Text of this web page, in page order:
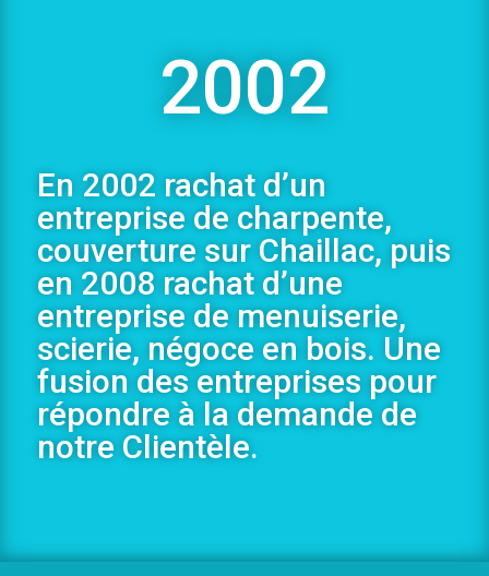
2002
En 2002 rachat d’un
entreprise de charpente,
couverture sur Chaillac, puis
en 2008 rachat d’une
entreprise de menuiserie,
scierie, négoce en bois. Une
fusion des entreprises pour
répondre à la demande de
notre Clientèle.